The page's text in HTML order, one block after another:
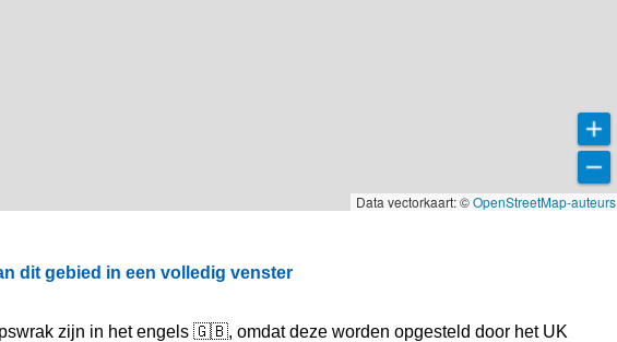
Data vectorkaart: ©OpenStreetMap-auteurs
dit gebied in een volledig venster
zijn in het engels 🇬🇧, omdat deze worden opgesteld door het UK